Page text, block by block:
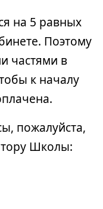
на 5 равных
Поэтому
частями в
к началу
пожалуйста,
Школы: